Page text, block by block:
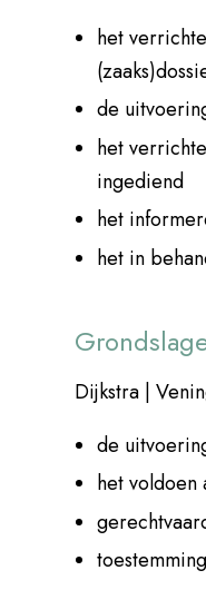
het
de
het
ingediend
het
het in
Dijkstra |
de
het
toestemming